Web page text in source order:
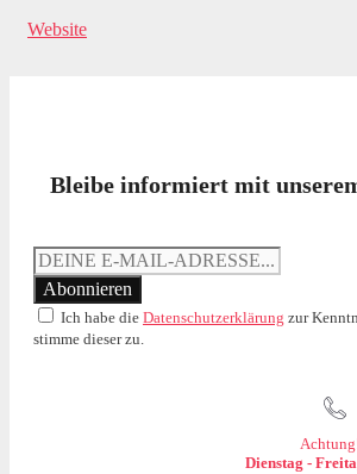
Website
Bleibe informiert mit
Ich habe die Datenschutzerklärung zur
stimme dieser zu.
Dienstag -